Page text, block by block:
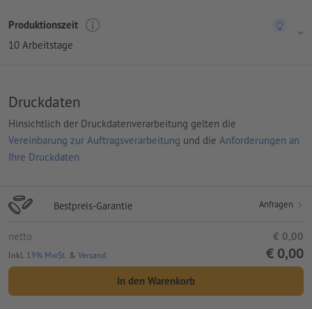
Produktionszeit
10 Arbeitstage
Druckdaten
Hinsichtlich der Druckdatenverarbeitung gelten die
Vereinbarung zur Auftragsverarbeitung und die Anforderungen an
Ihre Druckdaten
Bestpreis-Garantie Anfragen
netto € 0,00
Inkl. 19% MwSt. & Versand € 0,00
In den Warenkorb